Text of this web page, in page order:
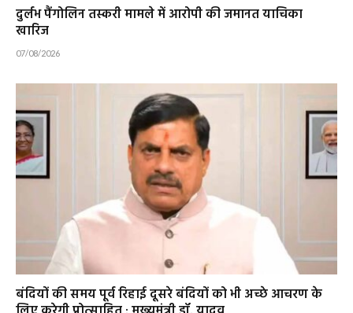
दुर्लभ पैंगोलिन तस्करी मामले में आरोपी की जमानत याचिका
खारिज
07/08/2026
बंदियों की समय पूर्व रिहाई दूसरे बंदियों को भी अच्छे आचरण के